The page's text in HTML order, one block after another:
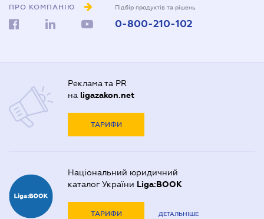
ПРО КОМПАНІЮ Підбір продуктів та рішень
0-800-210-102
Реклама та PR
на ligazakon.net
ТАРИФИ
Національний юридичний
каталог України Liga:BOOK
ТАРИФИ ДЕТАЛЬНІШЕ